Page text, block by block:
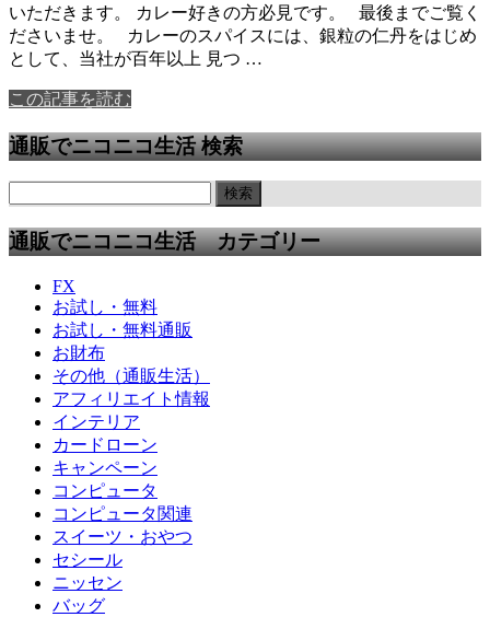
いただきます。 カレー好きの方必見です。 最後までご覧く
ださいませ。 カレーのスパイスには、銀粒の仁丹をはじめ
として、当社が百年以上 見つ …
この記事を読む
通販でニコニコ生活 検索
通販でニコニコ生活 カテゴリー
FX
お試し・無料
お試し・無料通販
お財布
その他（通販生活）
アフィリエイト情報
インテリア
カードローン
キャンペーン
コンピュータ
コンピュータ関連
スイーツ・おやつ
セシール
ニッセン
バッグ